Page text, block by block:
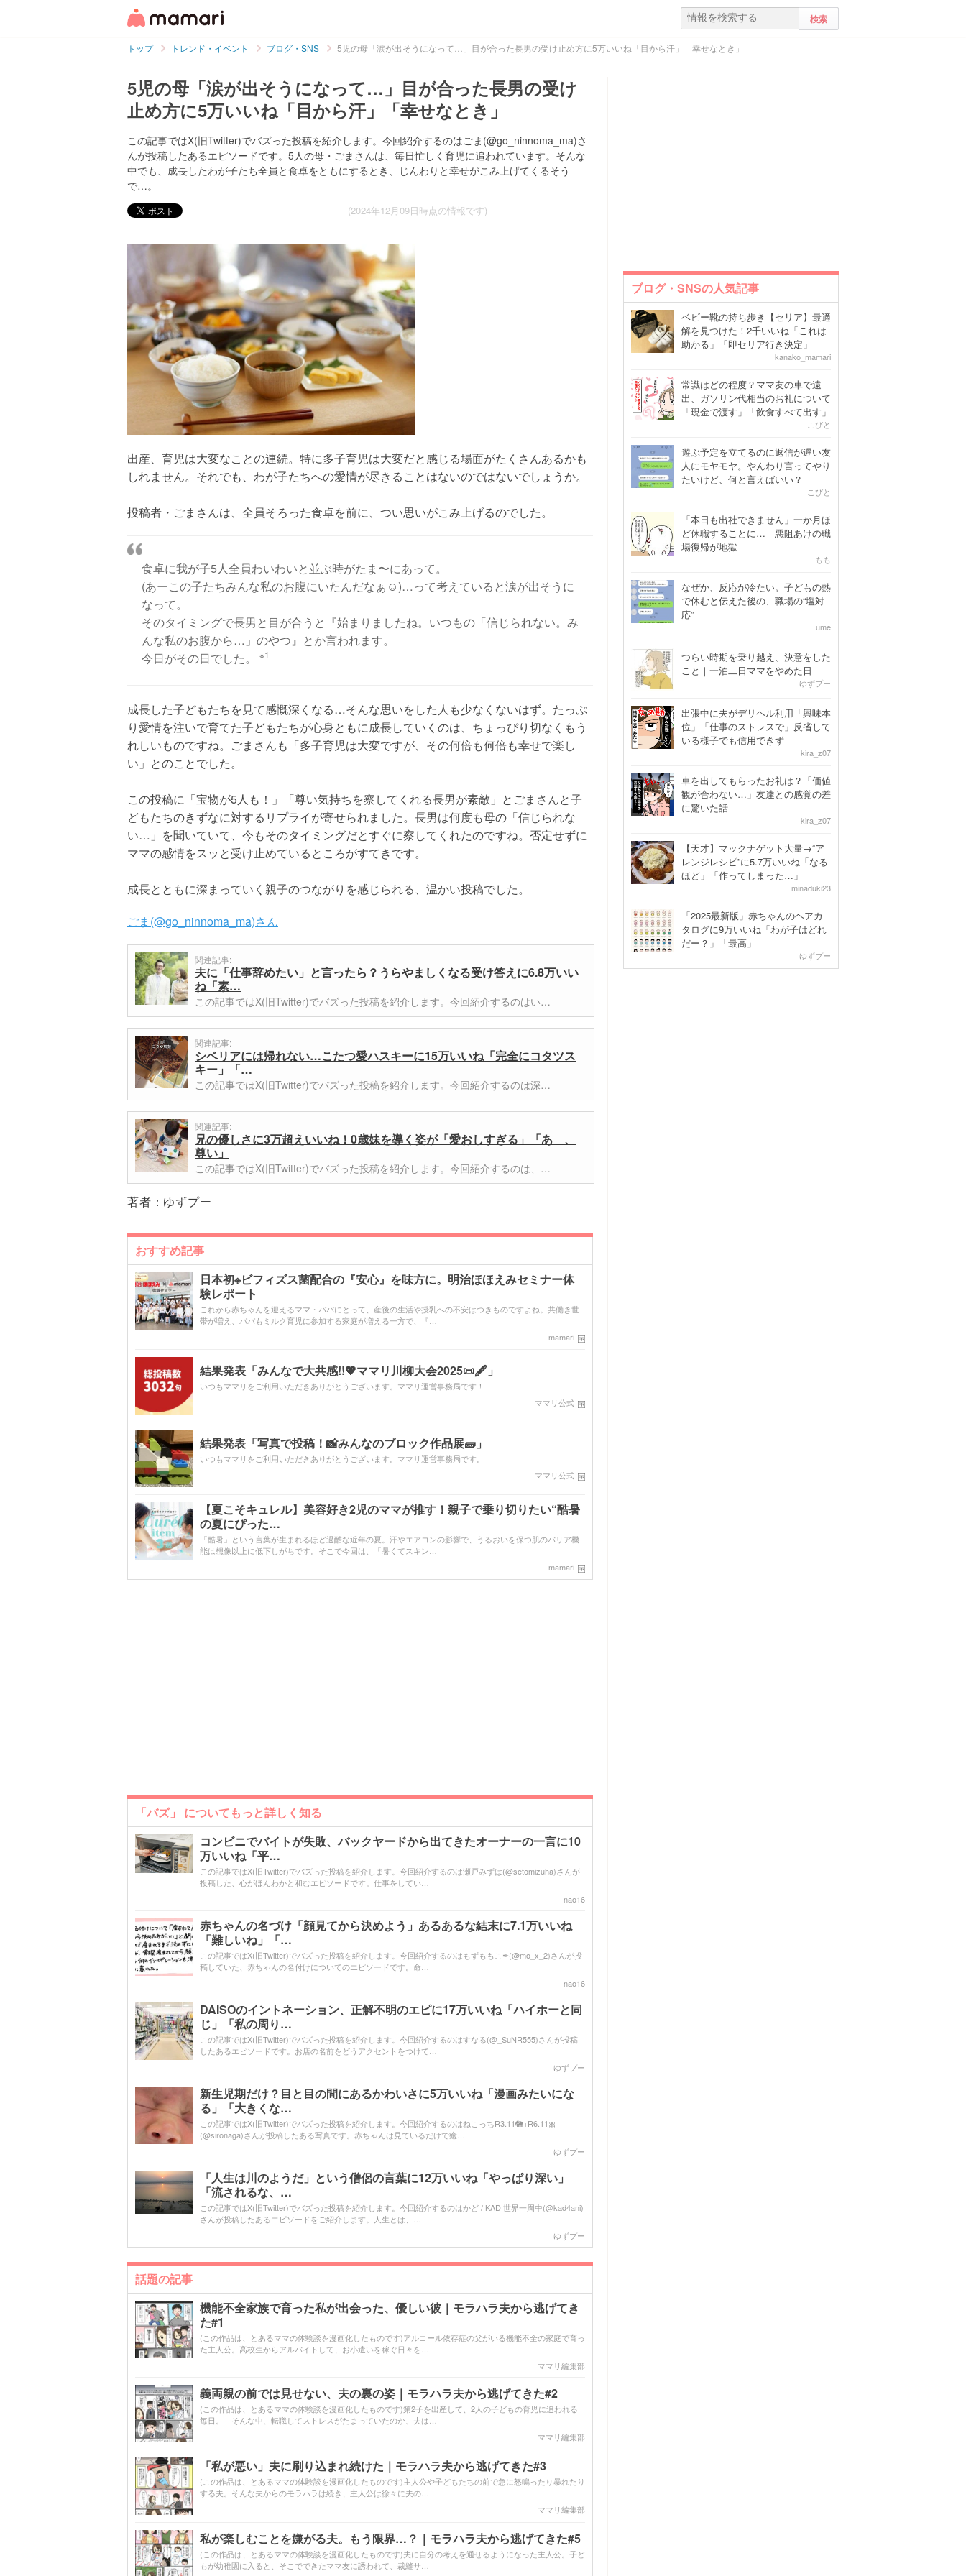
トップ トレンド・イベント ブログ・SNS 5児の母「涙が出そうになって…」目が合った長男の受け止め方に5万いいね「目から汗」「幸せなとき」
5児の母「涙が出そうになって…」目が合った長男の受け
止め方に5万いいね「目から汗」「幸せなとき」
この記事ではX(旧Twitter)でバズった投稿を紹介します。今回紹介するのはごま(@go_ninnoma_ma)さ
んが投稿したあるエピソードです。5人の母・ごまさんは、毎日忙しく育児に追われています。そんな
中でも、成長したわが子たち全員と食卓をともにするとき、じんわりと幸せがこみ上げてくるそう
で…。
(2024年12月09日時点の情報です)
出産、育児は大変なことの連続。特に多子育児は大変だと感じる場面がたくさんあるかも
しれません。それでも、わが子たちへの愛情が尽きることはないのではないでしょうか。
投稿者・ごまさんは、全員そろった食卓を前に、つい思いがこみ上げるのでした。
食卓に我が子5人全員わいわいと並ぶ時がたま〜にあって。
(あーこの子たちみんな私のお腹にいたんだなぁ☺️)…って考えていると涙が出そうに
なって。
そのタイミングで長男と目が合うと『始まりましたね。いつもの「信じられない。み
んな私のお腹から…」のやつ』とか言われます。
今日がその日でした。
※1
成長した子どもたちを見て感慨深くなる…そんな思いをした人も少なくないはず。たっぷ
り愛情を注いで育てた子どもたちが心身ともに成長していくのは、ちょっぴり切なくもう
れしいものですね。ごまさんも「多子育児は大変ですが、その何倍も何倍も幸せで楽し
い」とのことでした。
この投稿に「宝物が5人も！」「尊い気持ちを察してくれる長男が素敵」とごまさんと子
どもたちのきずなに対するリプライが寄せられました。長男は何度も母の「信じられな
い…」を聞いていて、今もそのタイミングだとすぐに察してくれたのですね。否定せずに
ママの感情をスッと受け止めているところがすてきです。
成長とともに深まっていく親子のつながりを感じられる、温かい投稿でした。
ごま(@go_ninnoma_ma)さん
関連記事:
夫に「仕事辞めたい」と言ったら？うらやましくなる受け答えに6.8万いい
ね「素…
この記事ではX(旧Twitter)でバズった投稿を紹介します。今回紹介するのはい…
関連記事:
シベリアには帰れない…こたつ愛ハスキーに15万いいね「完全にコタツス
キー」「…
この記事ではX(旧Twitter)でバズった投稿を紹介します。今回紹介するのは深…
関連記事:
兄の優しさに3万超えいいね！0歳妹を導く姿が「愛おしすぎる」「あゝ、
尊い」
この記事ではX(旧Twitter)でバズった投稿を紹介します。今回紹介するのは、…
著者： ゆずプー
おすすめ記事
日本初※ビフィズス菌配合の『安心』を味方に。明治ほほえみセミナー体
験レポート
これから赤ちゃんを迎えるママ・パパにとって、産後の生活や授乳への不安はつきものですよね。共働き世
帯が増え、パパもミルク育児に参加する家庭が増える一方で、『…
mamari
結果発表「みんなで大共感!!💖ママリ川柳大会2025📜🖋️」
いつもママリをご利用いただきありがとうございます。ママリ運営事務局です！
ママリ公式
結果発表「写真で投稿！📸みんなのブロック作品展🧱」
いつもママリをご利用いただきありがとうございます。ママリ運営事務局です。
ママリ公式
【夏こそキュレル】美容好き2児のママが推す！親子で乗り切りたい“酷暑
の夏にぴった…
「酷暑」という言葉が生まれるほど過酷な近年の夏。汗やエアコンの影響で、うるおいを保つ肌のバリア機
能は想像以上に低下しがちです。そこで今回は、「暑くてスキン…
mamari
「バズ」 についてもっと詳しく知る
コンビニでバイトが失敗、バックヤードから出てきたオーナーの一言に10
万いいね「平…
この記事ではX(旧Twitter)でバズった投稿を紹介します。今回紹介するのは瀬戸みずは(@setomizuha)さんが
投稿した、心がほんわかと和むエピソードです。仕事をしてい…
nao16
赤ちゃんの名づけ「顔見てから決めよう」あるあるな結末に7.1万いいね
「難しいね」「…
この記事ではX(旧Twitter)でバズった投稿を紹介します。今回紹介するのはもずももこ✒︎(@mo_x_2)さんが投
稿していた、赤ちゃんの名付けについてのエピソードです。命…
nao16
DAISOのイントネーション、正解不明のエピに17万いいね「ハイホーと同
じ」「私の周り…
この記事ではX(旧Twitter)でバズった投稿を紹介します。今回紹介するのはすなる(@_SuNR555)さんが投稿
したあるエピソードです。お店の名前をどうアクセントをつけて…
ゆずプー
新生児期だけ？目と目の間にあるかわいさに5万いいね「漫画みたいにな
る」「大きくな…
この記事ではX(旧Twitter)でバズった投稿を紹介します。今回紹介するのはねこっちR3.11🐘+R6.11🎀
(@sironaga)さんが投稿したある写真です。赤ちゃんは見ているだけで癒…
ゆずプー
「人生は川のようだ」という僧侶の言葉に12万いいね「やっぱり深い」
「流されるな、…
この記事ではX(旧Twitter)でバズった投稿を紹介します。今回紹介するのはかど / KAD 世界一周中(@kad4ani)
さんが投稿したあるエピソードをご紹介します。人生とは、…
ゆずプー
話題の記事
機能不全家族で育った私が出会った、優しい彼｜モラハラ夫から逃げてき
た#1
(この作品は、とあるママの体験談を漫画化したものです)アルコール依存症の父がいる機能不全の家庭で育っ
た主人公。高校生からアルバイトして、お小遣いを稼ぐ日々を…
ママリ編集部
義両親の前では見せない、夫の裏の姿｜モラハラ夫から逃げてきた#2
(この作品は、とあるママの体験談を漫画化したものです)第2子を出産して、2人の子どもの育児に追われる
毎日。 そんな中、転職してストレスがたまっていたのか、夫は…
ママリ編集部
「私が悪い」夫に刷り込まれ続けた｜モラハラ夫から逃げてきた#3
(この作品は、とあるママの体験談を漫画化したものです)主人公や子どもたちの前で急に怒鳴ったり暴れたり
する夫。そんな夫からのモラハラは続き、主人公は徐々に夫の…
ママリ編集部
私が楽しむことを嫌がる夫。もう限界…？｜モラハラ夫から逃げてきた#5
(この作品は、とあるママの体験談を漫画化したものです)夫に自分の考えを通せるようになった主人公。子ど
もが幼稚園に入ると、そこでできたママ友に誘われて、裁縫サ…
ブログ・SNSの人気記事
ベビー靴の持ち歩き【セリア】最適
解を見つけた！2千いいね「これは
助かる」「即セリア行き決定」
kanako_mamari
常識はどの程度？ママ友の車で遠
出、ガソリン代相当のお礼について
「現金で渡す」「飲食すべて出す」
こびと
遊ぶ予定を立てるのに返信が遅い友
人にモヤモヤ。やんわり言ってやり
たいけど、何と言えばいい？
こびと
「本日も出社できません」一か月ほ
ど休職することに…｜悪阻あけの職
場復帰が地獄
もも
なぜか、反応が冷たい。子どもの熱
で休むと伝えた後の、職場の“塩対
応”
ume
つらい時期を乗り越え、決意をした
こと｜一泊二日ママをやめた日
ゆずプー
出張中に夫がデリヘル利用「興味本
位」「仕事のストレスで」反省して
いる様子でも信用できず
kira_z07
車を出してもらったお礼は？「価値
観が合わない…」友達との感覚の差
に驚いた話
kira_z07
【天才】マックナゲット大量→“ア
レンジレシピ”に5.7万いいね「なる
ほど」「作ってしまった…」
minaduki23
「2025最新版」赤ちゃんのヘアカ
タログに9万いいね「わが子はどれ
だー？」「最高」
ゆずプー